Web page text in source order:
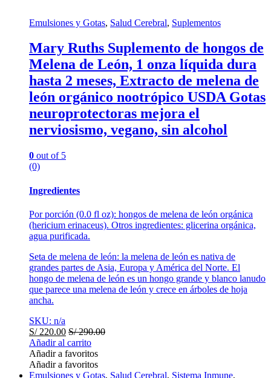
Emulsiones y Gotas, Salud Cerebral, Suplementos
Mary Ruths Suplemento de hongos de
Melena de León, 1 onza líquida dura
hasta 2 meses, Extracto de melena de
león orgánico nootrópico USDA Gotas
neuroprotectoras mejora el
nerviosismo, vegano, sin alcohol
0 out of 5
(0)
Ingredientes
Por porción (0.0 fl oz): hongos de melena de león orgánica
(hericium erinaceus). Otros ingredientes: glicerina orgánica,
agua purificada.
Seta de melena de león: la melena de león es nativa de
grandes partes de Asia, Europa y América del Norte. El
hongo de melena de león es un hongo grande y blanco lanudo
que parece una melena de león y crece en árboles de hoja
ancha.
SKU: n/a
S/220.00 S/290.00
Añadir al carrito
Añadir a favoritos
Añadir a favoritos
Emulsiones y Gotas, Salud Cerebral, Sistema Inmune,